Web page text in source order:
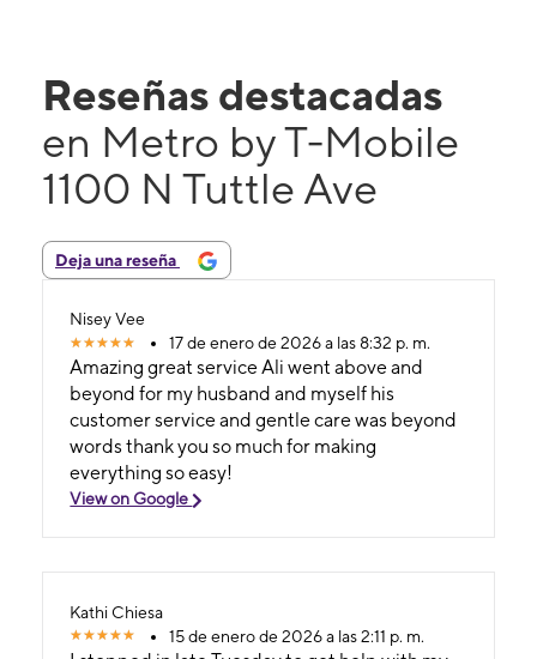
Reseñas destacadas
en Metro by T-Mobile
1100 N Tuttle Ave
Deja una reseña
Nisey Vee
17 de enero de 2026 a las 8:32 p. m.
Amazing great service Ali went above and
beyond for my husband and myself his
customer service and gentle care was beyond
words thank you so much for making
everything so easy!
View on Google
Kathi Chiesa
15 de enero de 2026 a las 2:11 p. m.